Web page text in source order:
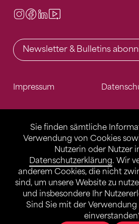
Sie finden sämtliche
Verwendung von Cookies
Nutzerin oder Nutzer
Datenschutzerklärung. Wir
anderem Cookies, die nicht
sind, um unsere Website zu
und insbesondere Ihr
Sind Sie mit der
Instagram
Facebook
LinkedIn
Newsletter & Bulletins
Impressum